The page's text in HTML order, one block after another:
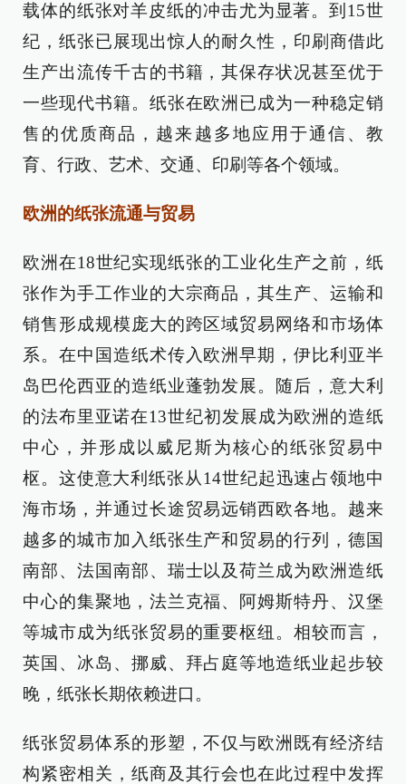
载体的纸张对羊皮纸的冲击尤为显著。到15世
纪，纸张已展现出惊人的耐久性，印刷商借此
生产出流传千古的书籍，其保存状况甚至优于
一些现代书籍。纸张在欧洲已成为一种稳定销
售的优质商品，越来越多地应用于通信、教
育、行政、艺术、交通、印刷等各个领域。
欧洲的纸张流通与贸易
欧洲在18世纪实现纸张的工业化生产之前，纸
张作为手工作业的大宗商品，其生产、运输和
销售形成规模庞大的跨区域贸易网络和市场体
系。在中国造纸术传入欧洲早期，伊比利亚半
岛巴伦西亚的造纸业蓬勃发展。随后，意大利
的法布里亚诺在13世纪初发展成为欧洲的造纸
中心，并形成以威尼斯为核心的纸张贸易中
枢。这使意大利纸张从14世纪起迅速占领地中
海市场，并通过长途贸易远销西欧各地。越来
越多的城市加入纸张生产和贸易的行列，德国
南部、法国南部、瑞士以及荷兰成为欧洲造纸
中心的集聚地，法兰克福、阿姆斯特丹、汉堡
等城市成为纸张贸易的重要枢纽。相较而言，
英国、冰岛、挪威、拜占庭等地造纸业起步较
晚，纸张长期依赖进口。
纸张贸易体系的形塑，不仅与欧洲既有经济结
构紧密相关，纸商及其行会也在此过程中发挥